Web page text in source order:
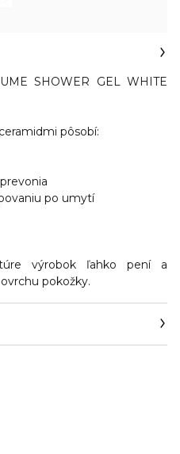
SHOWER GEL WHITE
pôsobí:
po umytí
výrobok ľahko pení a
pokožky.